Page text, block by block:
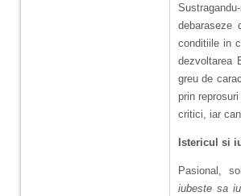
conditiile in
dezvoltarea
greu de
prin
critici, iar
Istericul si
Pasional,
iubeste sa